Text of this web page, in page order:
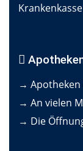
Krankenkasse
→ Apotheken
→ An vielen
→ Die